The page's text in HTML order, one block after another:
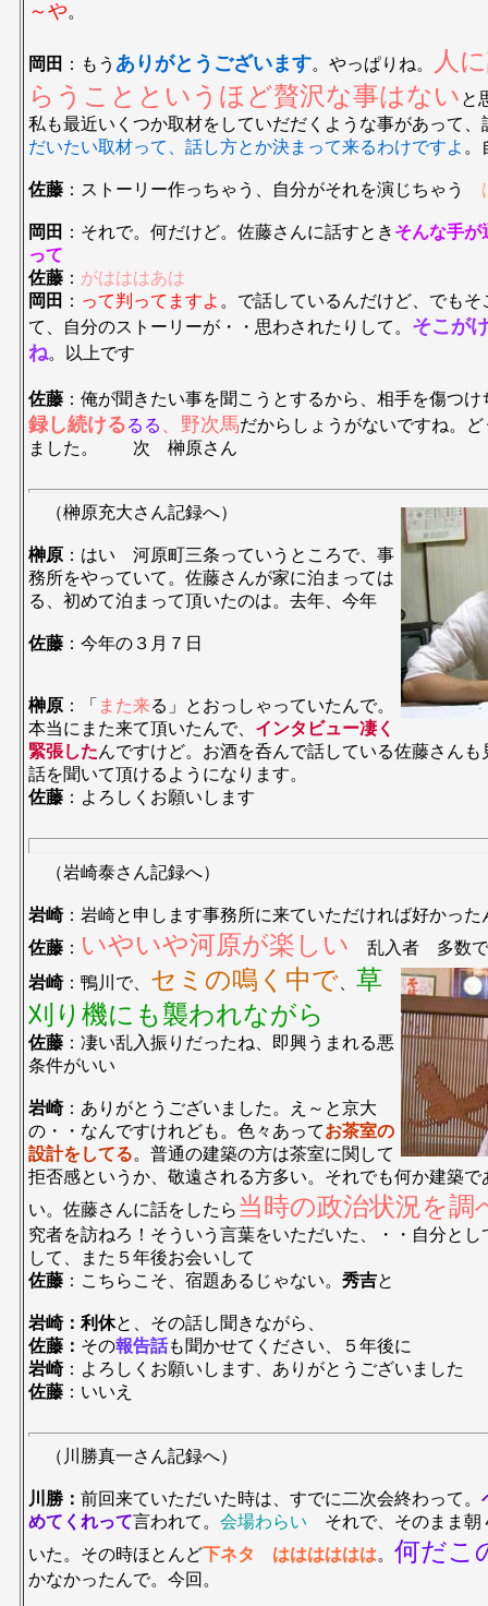
～や。
岡田 ：もう ありがとうございます。やっぱりね。
人
らうことというほど贅沢な事はない と
私も最近いくつか取材をしていだだくような事があって
だいたい取材って、話し方とか決まって来るわけですよ 。
佐藤 ：ストーリー作っちゃう、自分がそれを演じちゃう
岡田 ：それで。何だけど。佐藤さんに話すとき そんな手が
って
佐藤 ： がはははあは
岡田 ： って判ってますよ 。で話しているんだけど、でも
て、自分のストーリーが・・思わされたりして。 そこが
ね。以上です
佐藤 ：俺が聞きたい事を聞こうとするから、相手を傷つ
録し続けるるる 、野次馬だからしょうがないですね。
ました。 次 榊原さん
（榊原充大さん記録へ）
榊原 ：はい 河原町三条っていうところで、事
務所をやっていて。佐藤さんが家に泊まっては
る、初めて泊まって頂いたのは。去年、今年
佐藤 ：今年の３月７日
榊原 ：「 また来る」とおっしゃっていたんで。
本当にまた来て頂いたんで、 インタビュー凄く
緊張したんですけど。お酒を呑んで話している佐藤さん
話を聞いて頂けるようになります。
佐藤 ：よろしくお願いします
（岩崎泰さん記録へ）
岩崎：岩崎と申します事務所に来ていただければ好かった
佐藤 ： いやいや河原が楽しい
乱入者 多数で
岩崎：鴨川で、 セミの鳴く中で
草
刈り機にも襲われながら
佐藤 ：凄い乱入振りだったね、即興うまれる悪
条件がいい
岩崎：ありがとうございました。え～と京大
の・・なんですけれども。色々あってお茶室の
設計をしてる。普通の建築の方は茶室に関して
拒否感というか、敬遠される方多い。それでも何か建築
い。佐藤さんに話をしたら 当時の政治状況を調
究者を訪ねろ！そういう言葉をいただいた、・・自分と
して、また５年後お会いして
佐藤 ：こちらこそ、宿題あるじゃない。 秀吉と
岩崎：利休と、その話し聞きながら、
佐藤： その報告話も聞かせてください、５年後に
岩崎：よろしくお願いします、ありがとうございました
佐藤 ：いいえ
（川勝真一さん記録へ）
川勝： 前回来ていただいた時は、すでに二次会終わって。
めてくれって言われて。 会場わらい それで、そのまま朝
いた。その時ほとんど下ネタ はははははは。 何だこ
かなかったんで。今回。